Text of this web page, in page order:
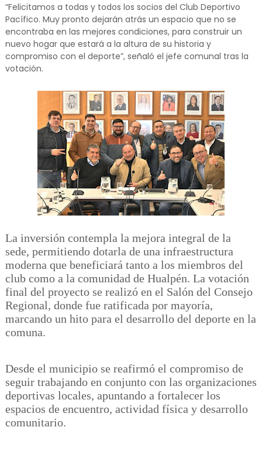
“Felicitamos a todas y todos los socios del Club Deportivo
Pacífico. Muy pronto dejarán atrás un espacio que no se
encontraba en las mejores condiciones, para construir un
nuevo hogar que estará a la altura de su historia y
compromiso con el deporte”, señaló el jefe comunal tras la
votación.
La inversión contempla la mejora integral de la
sede, permitiendo dotarla de una infraestructura
moderna que beneficiará tanto a los miembros del
club como a la comunidad de Hualpén. La votación
final del proyecto se realizó en el Salón del Consejo
Regional, donde fue ratificada por mayoría,
marcando un hito para el desarrollo del deporte en la
comuna.
Desde el municipio se reafirmó el compromiso de
seguir trabajando en conjunto con las organizaciones
deportivas locales, apuntando a fortalecer los
espacios de encuentro, actividad física y desarrollo
comunitario.